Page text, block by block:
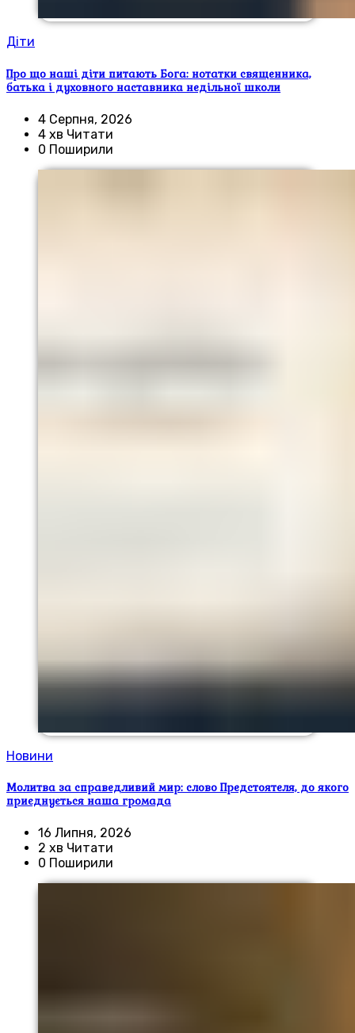
Діти
Про що наші діти питають Бога: нотатки священника,
батька і духовного наставника недільної школи
4 Серпня, 2026
4 хв Читати
0 Поширили
Новини
Молитва за справедливий мир: слово Предстоятеля, до якого
приєднується наша громада
16 Липня, 2026
2 хв Читати
0 Поширили